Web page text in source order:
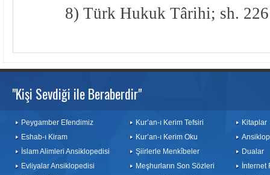
8) Türk Hukuk Târihi; sh. 226
"Kişi Sevdiği ile Beraberdir"
Peygamber Efendimiz
Eshab-ı Kiram
İslam Alimleri Ansiklopedisi
Evliyalar Ansiklopedisi
Kur’an-ı Kerim Tefsiri
Kur’an-ı Kerim Oku
Şiirlerle Menkîbeler
Meşhurların Son Sözleri
Kitaplar
Dualar
İnternet